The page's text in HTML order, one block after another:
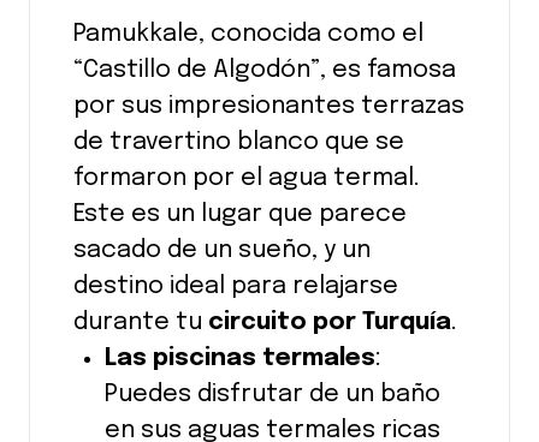
Pamukkale, conocida como el
“Castillo de Algodón”, es famosa
por sus impresionantes terrazas
de travertino blanco que se
formaron por el agua termal.
Este es un lugar que parece
sacado de un sueño, y un
destino ideal para relajarse
durante tu circuito por Turquía.
Las piscinas termales:
Puedes disfrutar de un baño
en sus aguas termales ricas